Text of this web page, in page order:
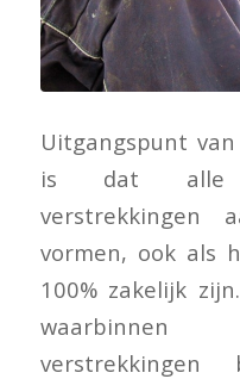
Uitgangspunt
is dat alle
verstrekkingen
vormen, ook als
100% zakelijk
waarbinnen
verstrekkingen